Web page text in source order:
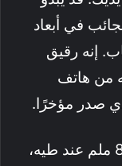
في أبعاد
إنه رقيق
من هاتف
يبلغ سمك هاتف Fold 7 ما يقارب 8.9 ملم عند طيه،